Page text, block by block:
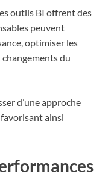
outils BI offrent des
peuvent
optimiser les
du
d’une approche
, favorisant ainsi